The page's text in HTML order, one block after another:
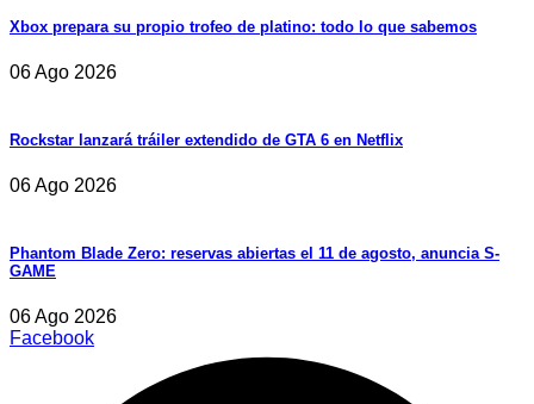
Xbox prepara su propio trofeo de platino: todo lo que sabemos
06 Ago 2026
Rockstar lanzará tráiler extendido de GTA 6 en Netflix
06 Ago 2026
Phantom Blade Zero: reservas abiertas el 11 de agosto, anuncia S-
GAME
06 Ago 2026
Facebook